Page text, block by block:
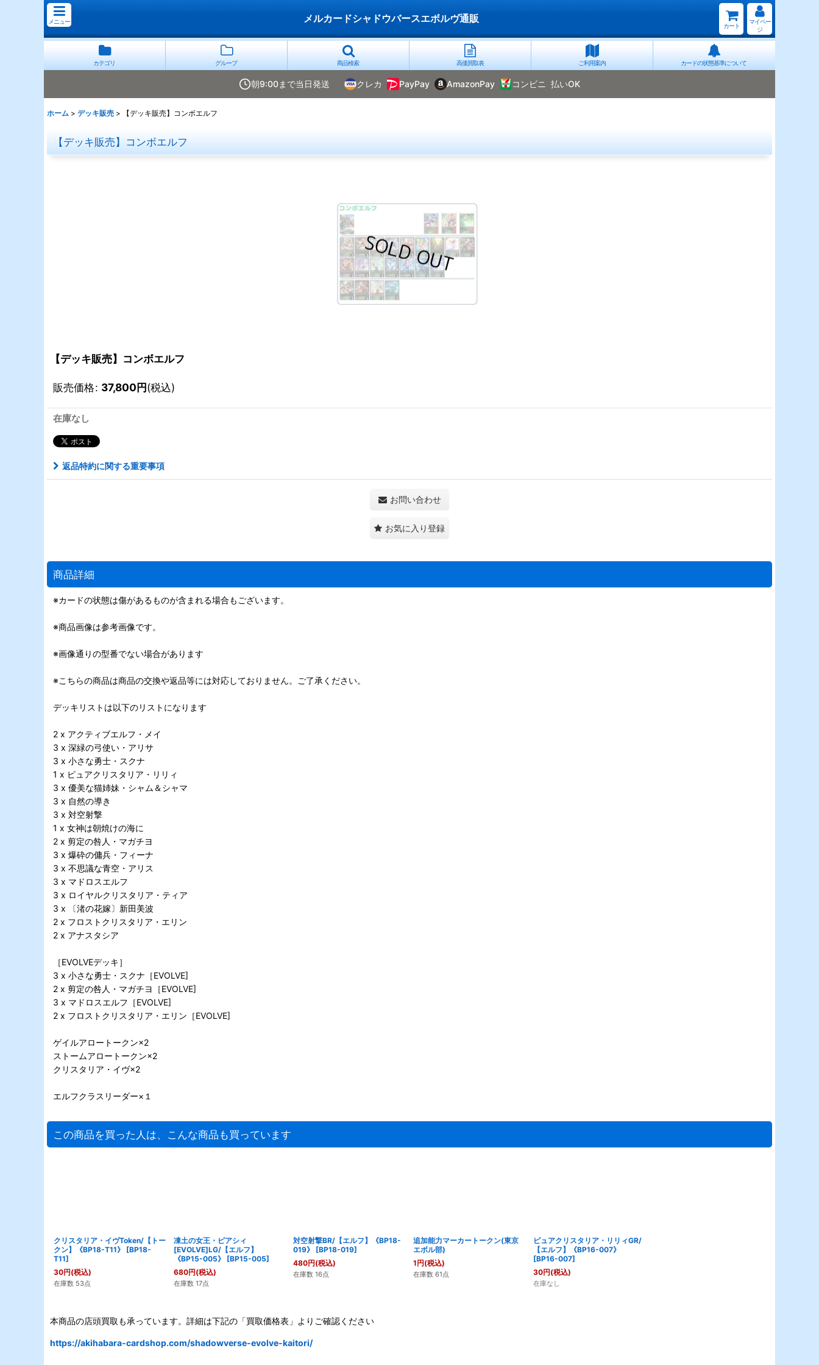
メニュー メルカードシャドウバースエボルヴ通販
カート
マイペー
ジ
カテゴリ グループ 商品検索 高価買取表 ご利用案内 カードの状態基準について
朝9:00まで当日発送 クレカ PayPay AmazonPay コンビニ 払いOK
ホーム > デッキ販売 > 【デッキ販売】コンボエルフ
【デッキ販売】コンボエルフ
【デッキ販売】コンボエルフ
販売価格: 37,800円(税込)
在庫なし
返品特約に関する重要事項
お問い合わせ
お気に入り登録
商品詳細
※カードの状態は傷があるものが含まれる場合もございます。
※商品画像は参考画像です。
※画像通りの型番でない場合があります
※こちらの商品は商品の交換や返品等には対応しておりません。ご了承ください。
デッキリストは以下のリストになります
2 x アクティブエルフ・メイ
3 x 深緑の弓使い・アリサ
3 x 小さな勇士・スクナ
1 x ピュアクリスタリア・リリィ
3 x 優美な猫姉妹・シャム＆シャマ
3 x 自然の導き
3 x 対空射撃
1 x 女神は朝焼けの海に
2 x 剪定の咎人・マガチヨ
3 x 爆砕の傭兵・フィーナ
3 x 不思議な青空・アリス
3 x マドロスエルフ
3 x ロイヤルクリスタリア・ティア
3 x 〔渚の花嫁〕新田美波
2 x フロストクリスタリア・エリン
2 x アナスタシア
［EVOLVEデッキ］
3 x 小さな勇士・スクナ［EVOLVE]
2 x 剪定の咎人・マガチヨ［EVOLVE]
3 x マドロスエルフ［EVOLVE]
2 x フロストクリスタリア・エリン［EVOLVE]
ゲイルアロートークン×2
ストームアロートークン×2
クリスタリア・イヴ×2
エルフクラスリーダー×１
この商品を買った人は、こんな商品も買っています
クリスタリア・イヴToken/【トー
クン】《BP18-T11》
[BP18-
T11]
30円(税込)
在庫数 53点
凍土の女王・ピアシィ
[EVOLVE]LG/【エルフ】
《BP15-005》
[BP15-005]
680円(税込)
在庫数 17点
対空射撃BR/【エルフ】《BP18-
019》
[BP18-019]
480円(税込)
在庫数 16点
追加能力マーカートークン(東京
エボル部)
1円(税込)
在庫数 61点
ピュアクリスタリア・リリィGR/
【エルフ】《BP16-007》
[BP16-007]
30円(税込)
在庫なし
本商品の店頭買取も承っています。詳細は下記の「買取価格表」よりご確認ください
https://akihabara-cardshop.com/shadowverse-evolve-kaitori/